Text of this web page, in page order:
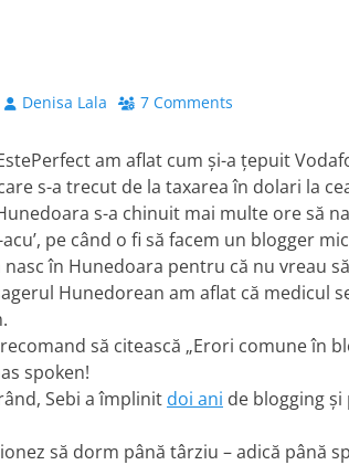
Author
Denisa Lala 7 Comments
am aflat cum şi-a ţepuit
s-a trecut de la taxarea în dolari la
s-a chinuit mai multe ore să
pe când o fi să facem un blogger
nasc în Hunedoara pentru că nu vreau
Hunedorean am aflat că medicul
să citească „Erori comune în
spoken!
Sebi a împlinit doi ani de blogging
să dorm până târziu – adică până